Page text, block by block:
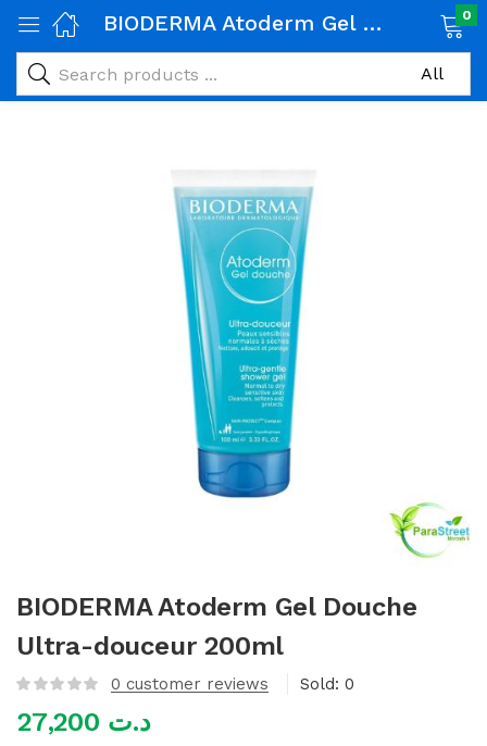
alimentaires)
BIODERMA Atoderm Gel Douche Ultra-douceur 200ml 0
BIODERMA Atoderm Gel Douche
Ultra-douceur 200ml
0 customer reviews Sold: 0
د.ت